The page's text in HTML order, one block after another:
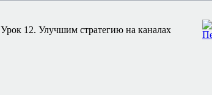
12. Улучшим стратегию на каналах